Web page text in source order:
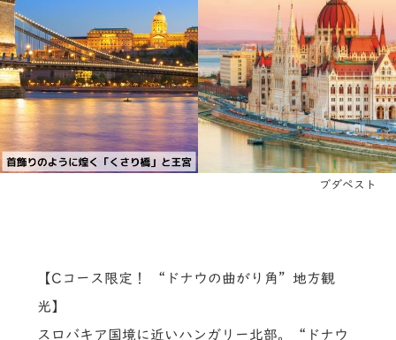
ブダペスト
【Cコース限定！ “ドナウの曲がり角”地方観
光】
スロバキア国境に近いハンガリー北部。“ドナウ